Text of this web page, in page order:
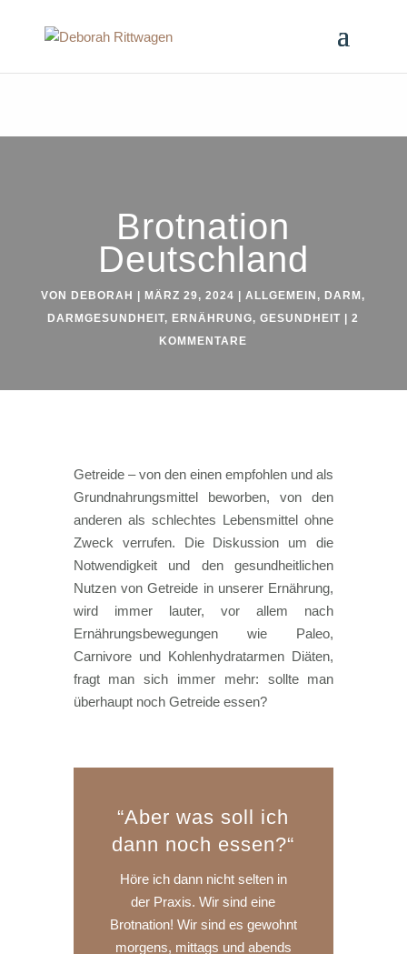
Brotnation
Deutschland
VON DEBORAH MÄRZ 29, 2024 |ALLGEMEIN , DARM ,
DARMGESUNDHEIT, ERNÄHRUNG,GESUNDHEIT |2
KOMMENTARE
Getreide – von den einen empfohlen und als
Grundnahrungsmittel beworben, von den
anderen als schlechtes Lebensmittel ohne
Zweck verrufen. Die Diskussion um die
Notwendigkeit und den gesundheitlichen
Nutzen von Getreide in unserer Ernährung,
wird immer lauter, vor allem nach
Ernährungsbewegungen wie Paleo,
Carnivore und Kohlenhydratarmen Diäten,
fragt man sich immer mehr: sollte man
überhaupt noch Getreide essen?
“Aber was soll ich
dann noch essen?“
Höre ich dann nicht selten in
der Praxis. Wir sind eine
Brotnation! Wir sind es gewohnt
morgens, mittags und abends